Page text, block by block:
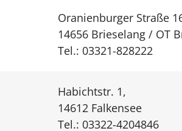
Oranienburger Straße
14656 Brieselang / OT
Tel.: 03321-828222
Habichtstr. 1,
14612 Falkensee
Tel.: 03322-4204846